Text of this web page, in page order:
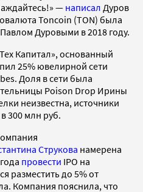
— написал Дуров
Toncoin (TON) была
Дуровыми в 2018 году.
Капитал», основанный
25% ювелирной сети
Доля в сети была
Poison Drop Ирины
неизвестна, источники
300 млн руб.
Струкова намерена
провести IPO на
разместить до 5% от
Компания пояснила, что